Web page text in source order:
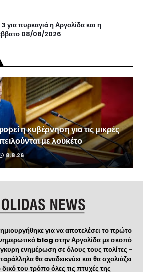
για πυρκαγιά η Αργολίδα και η
08/08/2026
η κυβέρνηση για τις μικρές
με λουκέτο
8.8.26
για να αποτελέσει το πρώτο
blog στην Αργολίδα με σκοπό
ενημέρωση σε όλους τους πολίτες -
θα αναδεικνύει και θα σχολιάζει
του τρόπο όλες τις πτυχές της